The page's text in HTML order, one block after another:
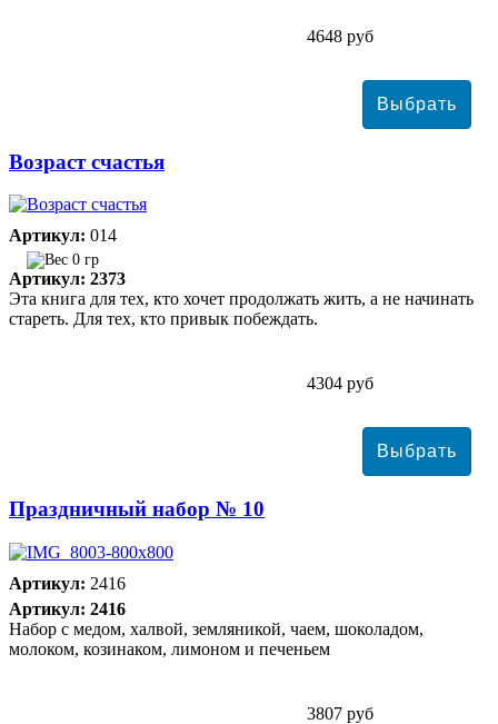
4648 руб
Возраст счастья
Артикул: 014
0 гр
Артикул: 2373
Эта книга для тех, кто хочет продолжать жить, а не начинать
стареть. Для тех, кто привык побеждать.
4304 руб
Праздничный набор № 10
Артикул: 2416
Артикул: 2416
Набор с медом, халвой, земляникой, чаем, шоколадом,
молоком, козинаком, лимоном и печеньем
3807 руб